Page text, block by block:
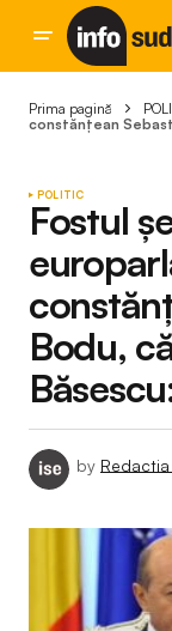
Prima pagină
constănțean
POLITIC
Fostul
Bodu,
by